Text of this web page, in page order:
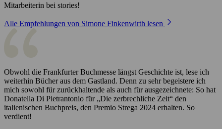
Mitarbeiterin bei stories!
Alle Empfehlungen von Simone Finkenwirth lesen
Obwohl die Frankfurter Buchmesse längst Geschichte ist, lese ich
weiterhin Bücher aus dem Gastland. Denn zu sehr begeistere ich
mich sowohl für zurückhaltende als auch für ausgezeichnete: So hat
Donatella Di Pietrantonio für „Die zerbrechliche Zeit“ den
italienischen Buchpreis, den Premio Strega 2024 erhalten. So
verdient!